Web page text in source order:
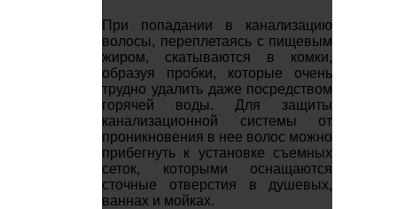
При попадании в канализацию
волосы, переплетаясь с пищевым
жиром, скатываются в комки,
образуя пробки, которые очень
трудно удалить даже посредством
горячей воды. Для защиты
канализационной системы от
проникновения в нее волос можно
прибегнуть к установке съемных
сеток, которыми оснащаются
сточные отверстия в душевых,
ваннах и мойках.